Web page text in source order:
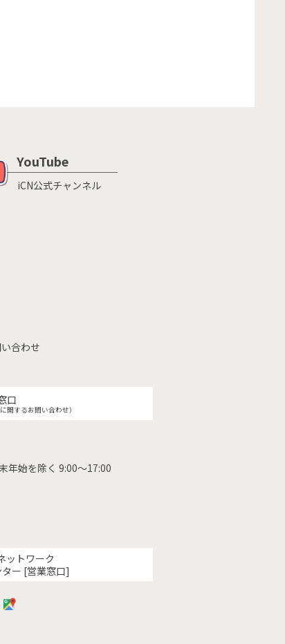
YouTube
iCN公式チャンネル
合わせ
口
関するお問い合わせ）
年始を除く 9:00〜17:00
ットワーク
ー [営業窓口]